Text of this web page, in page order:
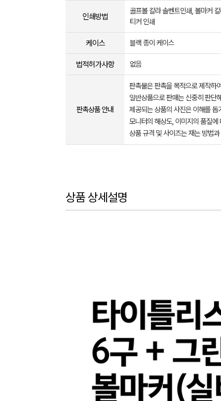
인쇄방법
골프볼 칼라 솔벤트인쇄, 볼마커
티커 인쇄
케이스 블랙 종이 케이스
법적허가사항 없음
판촉상품 안내
판촉물은 판촉을 목적으로 제작하
일반상품으로 판매는 신중히 판단
제공되는 상품의 사진은 이해를
모니터의 해상도, 이미지의 품질
상품 규격 및 사이즈는 재는 방법
상품 상세설명